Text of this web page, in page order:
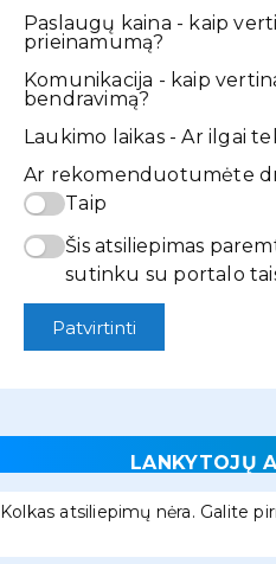
Paslaugų kaina - kaip
prieinamumą?
Komunikacija - kaip
bendravimą?
Laukimo laikas - Ar ilgai
Ar rekomenduotumėte
Taip
Šis atsiliepimas
sutinku su portalo
Patvirtinti
LANKYTOJŲ
Kolkas atsiliepimų nėra. Galite